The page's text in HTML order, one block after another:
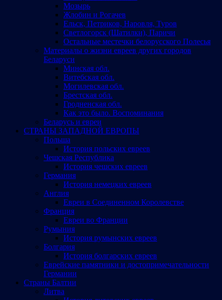
Мозырь
Жлобин и Рогачев
Ельск, Петриков, Наровля, Туров
Светлогорск (Шатилки), Паричи
Остальные местечки белорусского Полесья
Материалы о жизни евреев других городов
Беларуси
Минская обл.
Витебская обл.
Могилевская обл.
Брестская обл.
Гродненская обл.
Как это было. Воспоминания
Беларусь и евреи
СТРАНЫ ЗАПАДНОЙ ЕВРОПЫ
Польша
История польских евреев
Чешская Республика
История чешских евреев
Германия
История немецких евреев
Англия
Евреи в Соединенном Королевстве
Франция
Евреи во Франции
Румыния
История румынских евреев
Болгария
История болгарских евреев
Еврейские памятники и достопримечательности
Германии
Страны Балтии
Литва